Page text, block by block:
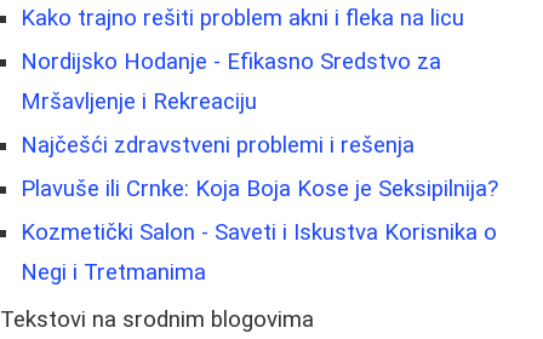
Kako trajno rešiti problem akni i fleka na licu
Nordijsko Hodanje - Efikasno Sredstvo za
Mršavljenje i Rekreaciju
Najčešći zdravstveni problemi i rešenja
Plavuše ili Crnke: Koja Boja Kose je Seksipilnija?
Kozmetički Salon - Saveti i Iskustva Korisnika o
Negi i Tretmanima
Tekstovi na srodnim blogovima